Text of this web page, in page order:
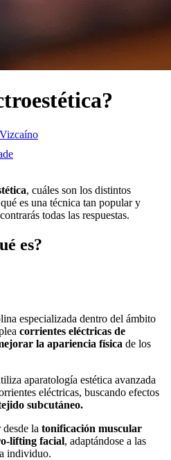
, cuáles son los distintos
es una técnica tan popular y
todas las respuestas.
es?
especializada dentro del ámbito
corrientes eléctricas de
la apariencia física de los
aparatología estética avanzada
eléctricas, buscando efectos
subcutáneo.
la tonificación muscular
lifting facial, adaptándose a las
individuo.